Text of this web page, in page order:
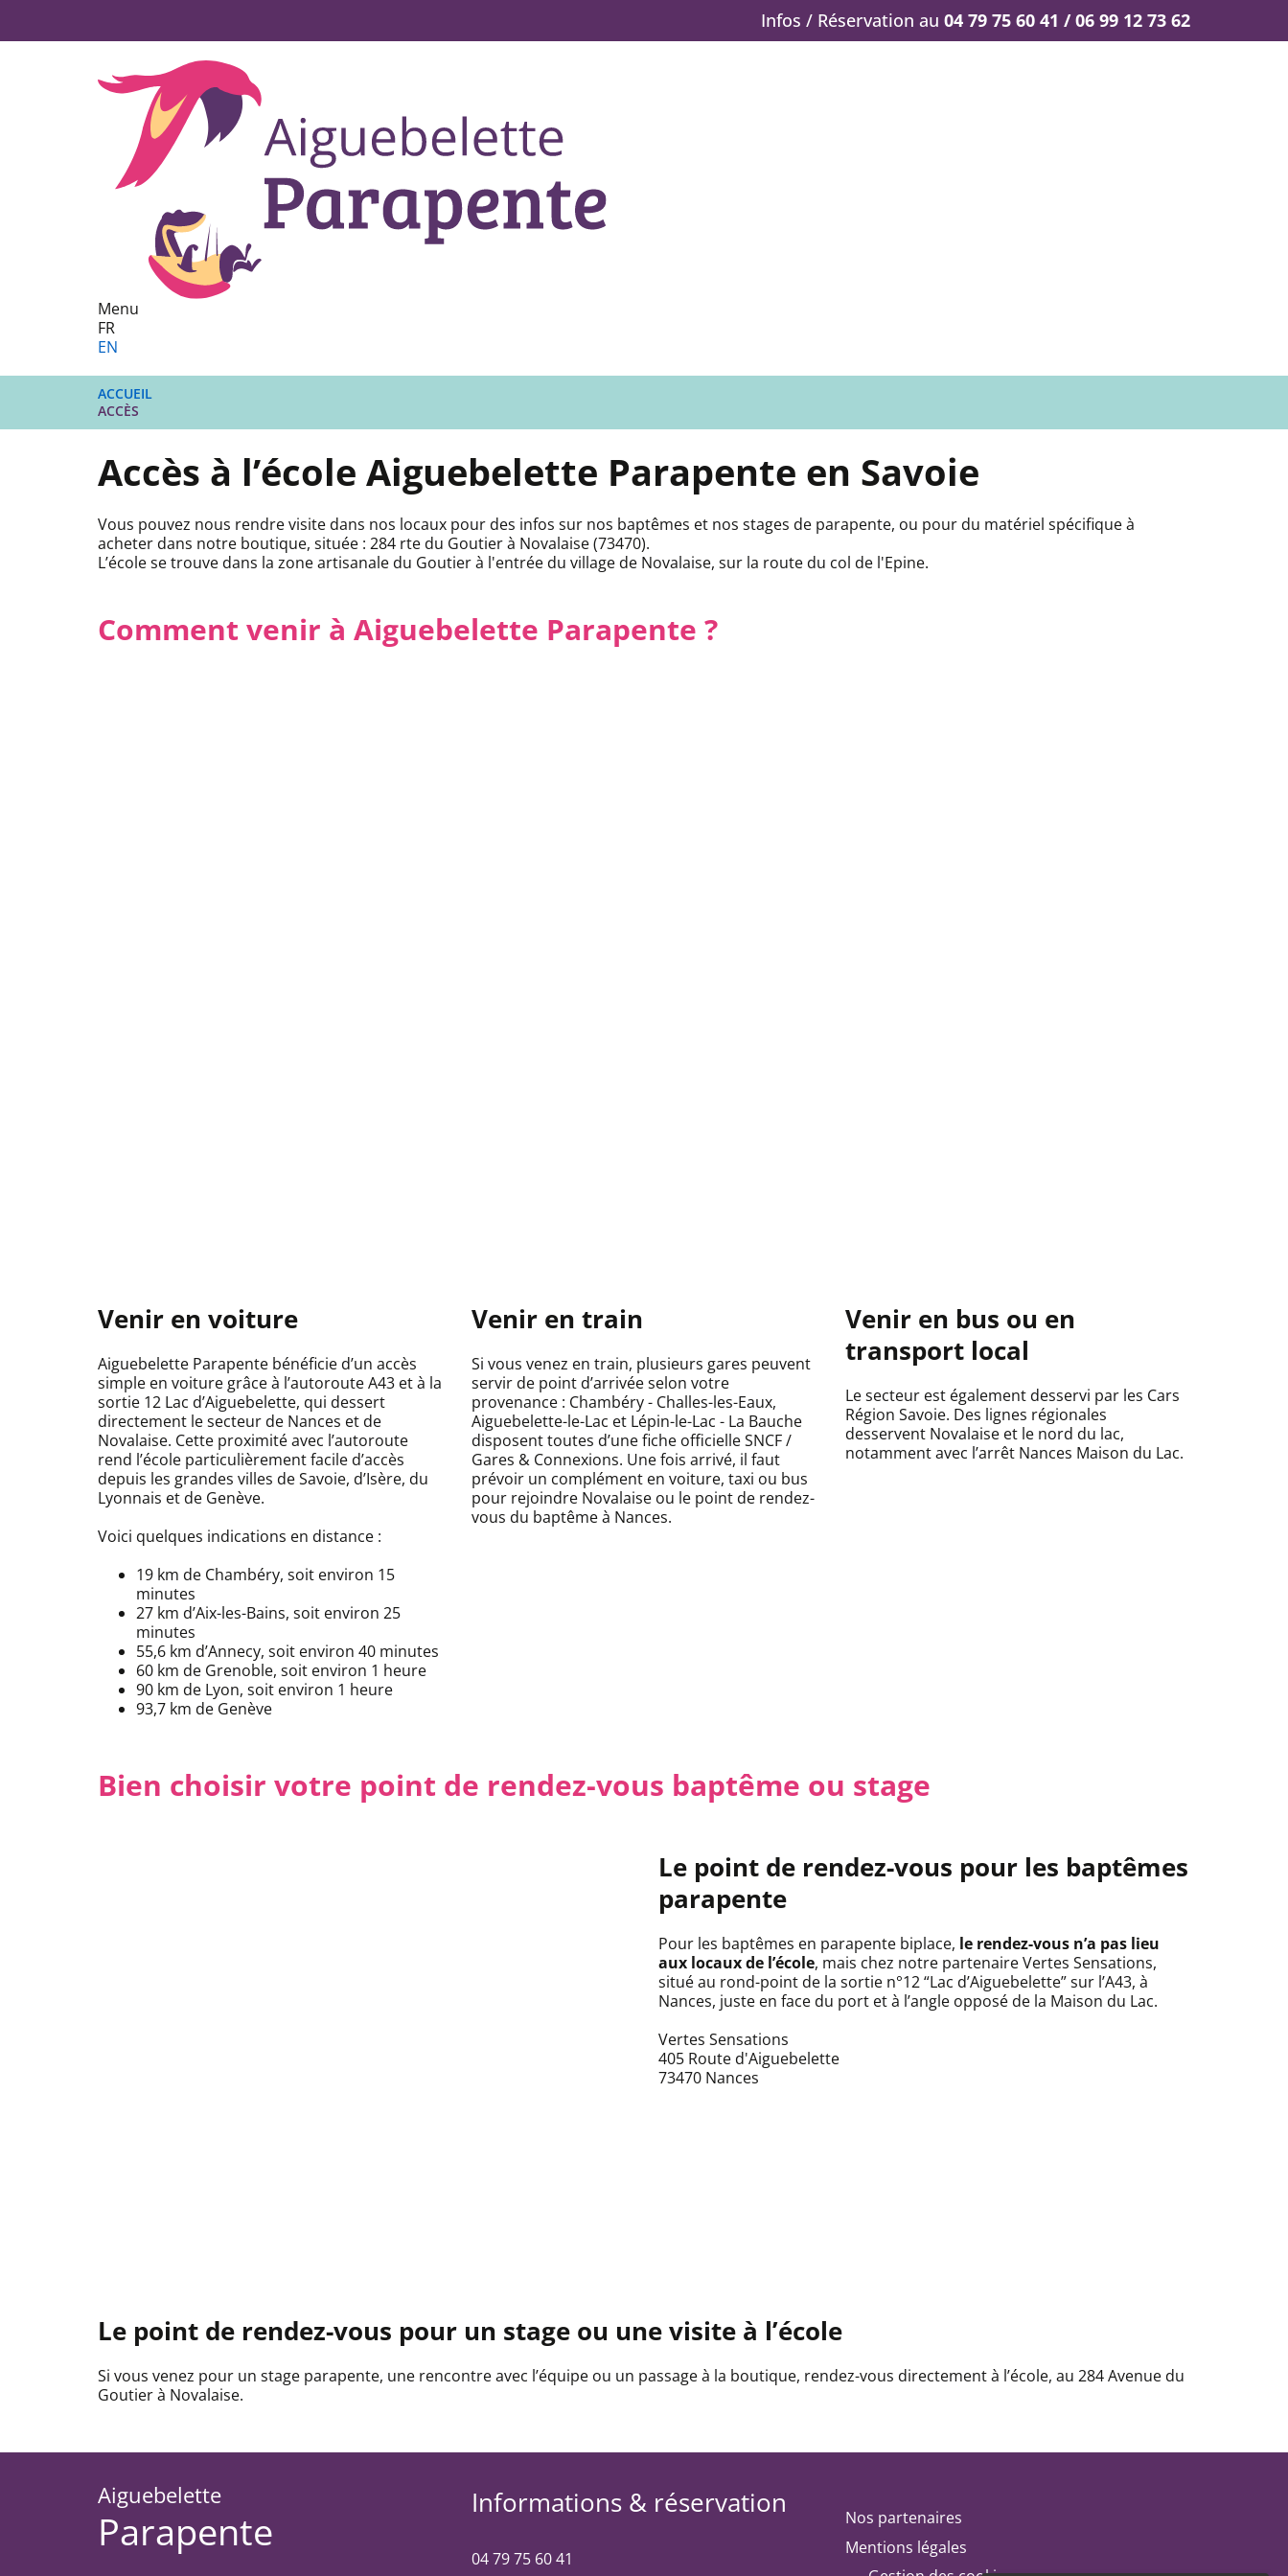
Infos / Réservation au 04 79 75 60 41 / 06 99 12 73 62
Menu
FR
EN
ACCUEIL
ACCÈS
Accès à l’école Aiguebelette Parapente en Savoie
Vous pouvez nous rendre visite dans nos locaux pour des infos sur nos baptêmes et nos stages de parapente, ou pour du matériel spécifique à
acheter dans notre boutique, située : 284 rte du Goutier à Novalaise (73470).
L’école se trouve dans la zone artisanale du Goutier à l'entrée du village de Novalaise, sur la route du col de l'Epine.
Comment venir à Aiguebelette Parapente ?
Venir en voiture
Aiguebelette Parapente bénéficie d’un accès
simple en voiture grâce à l’autoroute A43 et à la
sortie 12 Lac d’Aiguebelette, qui dessert
directement le secteur de Nances et de
Novalaise. Cette proximité avec l’autoroute
rend l’école particulièrement facile d’accès
depuis les grandes villes de Savoie, d’Isère, du
Lyonnais et de Genève.
Voici quelques indications en distance :
19 km de Chambéry, soit environ 15
minutes
27 km d’Aix-les-Bains, soit environ 25
minutes
55,6 km d’Annecy, soit environ 40 minutes
60 km de Grenoble, soit environ 1 heure
90 km de Lyon, soit environ 1 heure
93,7 km de Genève
Venir en train
Si vous venez en train, plusieurs gares peuvent
servir de point d’arrivée selon votre
provenance : Chambéry - Challes-les-Eaux,
Aiguebelette-le-Lac et Lépin-le-Lac - La Bauche
disposent toutes d’une fiche officielle SNCF /
Gares & Connexions. Une fois arrivé, il faut
prévoir un complément en voiture, taxi ou bus
pour rejoindre Novalaise ou le point de rendez-
vous du baptême à Nances.
Venir en bus ou en
transport local
Le secteur est également desservi par les Cars
Région Savoie. Des lignes régionales
desservent Novalaise et le nord du lac,
notamment avec l’arrêt Nances Maison du Lac.
Bien choisir votre point de rendez-vous baptême ou stage
Le point de rendez-vous pour les baptêmes
parapente
Pour les baptêmes en parapente biplace, le rendez-vous n’a pas lieu
aux locaux de l’école, mais chez notre partenaire Vertes Sensations,
situé au rond-point de la sortie n°12 “Lac d’Aiguebelette” sur l’A43, à
Nances, juste en face du port et à l’angle opposé de la Maison du Lac.
Vertes Sensations
405 Route d'Aiguebelette
73470 Nances
Le point de rendez-vous pour un stage ou une visite à l’école
Si vous venez pour un stage parapente, une rencontre avec l’équipe ou un passage à la boutique, rendez-vous directement à l’école, au 284 Avenue du
Goutier à Novalaise.
Aiguebelette
Parapente
Informations & réservation
04 79 75 60 41
Nos partenaires
Mentions légales